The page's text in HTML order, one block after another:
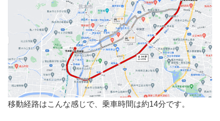
移動経路はこんな感じで、乗車時間は約14分です。